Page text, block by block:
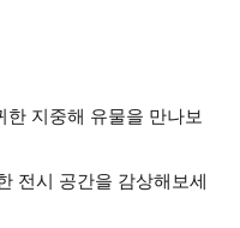
지중해 유물을 만나보
전시 공간을 감상해보세